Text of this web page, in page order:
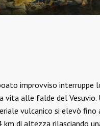
improvviso interruppe
vita alle falde del Vesuvio.
vulcanico si elevò fino
km di altezza rilasciando